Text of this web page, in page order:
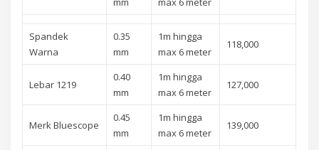
Spandek
Warna
0.35
mm
1m hingga
max 6 meter
118,000
Lebar 1219
0.40
mm
1m hingga
max 6 meter
127,000
Merk Bluescope
0.45
mm
1m hingga
max 6 meter
139,000